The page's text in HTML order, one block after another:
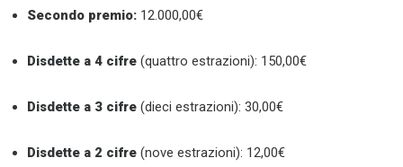
Secondo premio: 12.000,00€
Disdette a 4 cifre (quattro estrazioni): 150,00€
Disdette a 3 cifre (dieci estrazioni): 30,00€
Disdette a 2 cifre (nove estrazioni): 12,00€